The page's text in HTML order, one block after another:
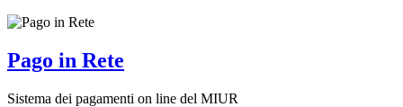
Pago in Rete
Sistema dei pagamenti on line del MIUR